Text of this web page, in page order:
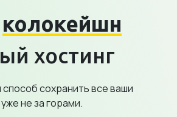
колокейшн
хостинг
сохранить все ваши
не за горами.